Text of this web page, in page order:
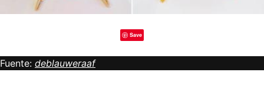
Save
Fuente: deblauweraaf